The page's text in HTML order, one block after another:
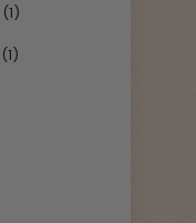
(1)
(1)